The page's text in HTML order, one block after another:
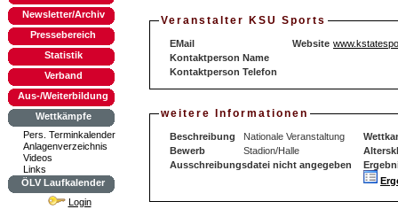
Newsletter/Archiv
Pressebereich
Statistik
Verband
Aus-/Weiterbildung
Wettkämpfe
Pers. Terminkalender
Anlagenverzeichnis
Videos
Links
ÖLV Laufkalender
Login
Veranstalter KSU Sports
EMail Website
Kontaktperson Name
Kontaktperson Telefon
weitere Informationen
Beschreibung Nationale Veranstaltung
Bewerb
Stadion/Halle
Ausschreibungsdatei nicht angegeben